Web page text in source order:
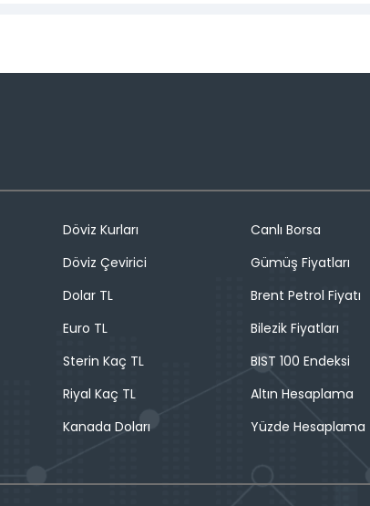
Döviz Kurları
Döviz Çevirici
Dolar TL
Euro TL
Sterin Kaç TL
Riyal Kaç TL
Kanada Doları
Canlı Borsa
Gümüş Fiyatları
Brent Petrol Fiyatı
Bilezik Fiyatları
BIST 100 Endeksi
Altın Hesaplama
Yüzde Hesaplama